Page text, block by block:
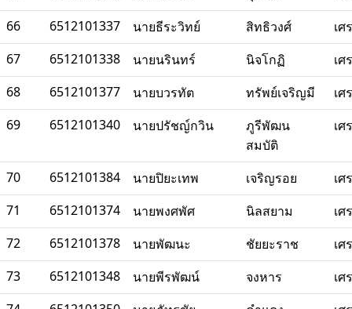
66
6512101337 นายธีระวิทย์ สิทธิวงศ์
เ
67
6512101338 นายนรินทร์ นิจโกฏิ
เ
68
6512101377 นายบวรทัต ทรัพย์เจริญมี
เ
69
6512101340 นายปรัชญ์กวิน
ภูรีพัฒน
สมบัติ
เ
70 6512101384 นายปิยะเทพ เจริญรอย
เ
71
6512101374 นายพงศพัศ นิลสยาม
เ
72
6512101378 นายพัฒนะ ชัยยะราช
เ
73
6512101348 นายพีรพัฒน์ จงหาร
เ